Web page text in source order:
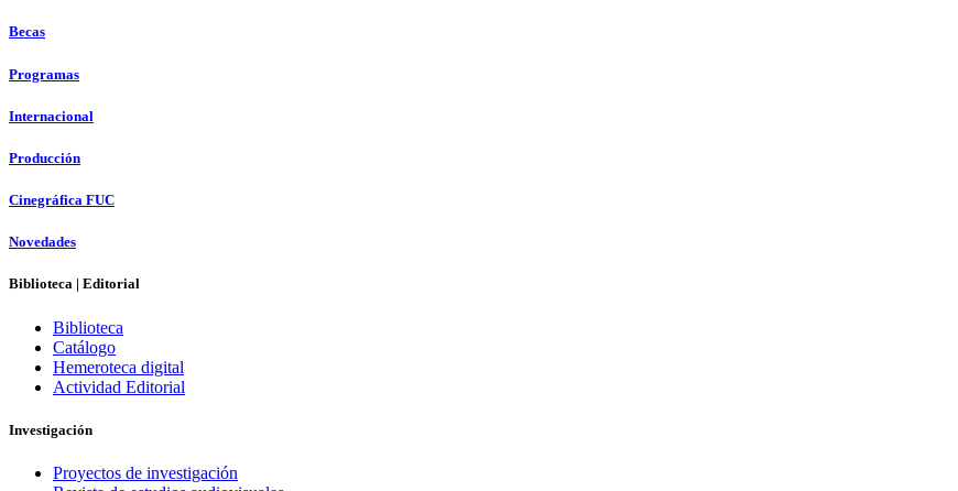
Becas
Programas
Internacional
Producción
Cinegráfica FUC
Novedades
Biblioteca | Editorial
Biblioteca
Catálogo
Hemeroteca digital
Actividad Editorial
Investigación
Proyectos de investigación